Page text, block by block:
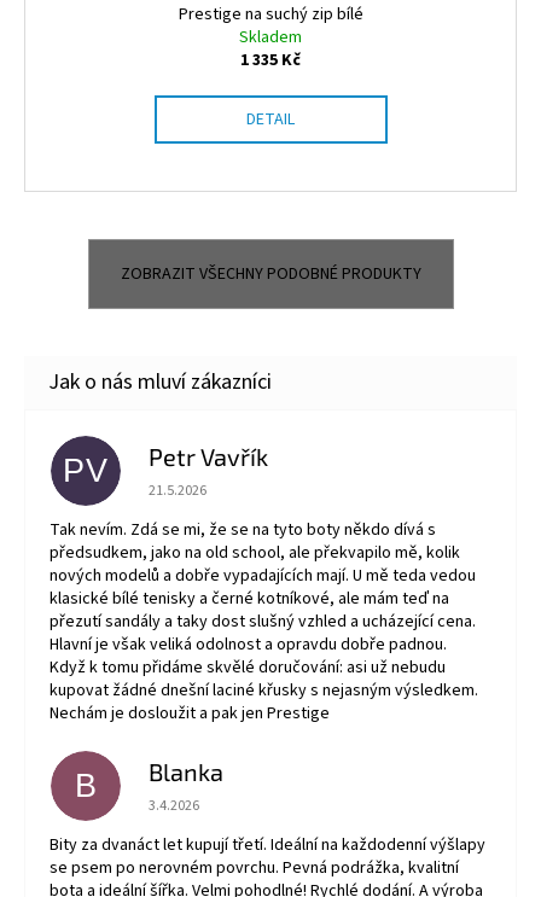
Prestige na suchý zip bílé
Skladem
1 335 Kč
DETAIL
ZOBRAZIT VŠECHNY PODOBNÉ PRODUKTY
PV Petr Vavřík
Hodnocení obchodu je 5 z 5 hvězdiček.
21.5.2026
Tak nevím. Zdá se mi, že se na tyto boty někdo dívá s
předsudkem, jako na old school, ale překvapilo mě, kolik
nových modelů a dobře vypadajících mají. U mě teda vedou
klasické bílé tenisky a černé kotníkové, ale mám teď na
přezutí sandály a taky dost slušný vzhled a ucházející cena.
Hlavní je však veliká odolnost a opravdu dobře padnou.
Když k tomu přidáme skvělé doručování: asi už nebudu
kupovat žádné dnešní laciné křusky s nejasným výsledkem.
Nechám je dosloužit a pak jen Prestige
B Blanka
Hodnocení obchodu je 5 z 5 hvězdiček.
3.4.2026
Bity za dvanáct let kupují třetí. Ideální na každodenní výšlapy
se psem po nerovném povrchu. Pevná podrážka, kvalitní
bota a ideální šířka. Velmi pohodlné! Rychlé dodání. A výroba